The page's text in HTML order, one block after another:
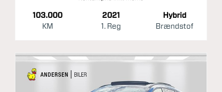
103.000
KM
2021
1. Reg
Hybrid
Brændstof